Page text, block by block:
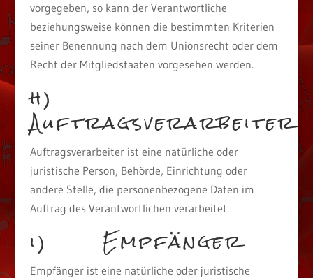
vorgegeben, so kann der Verantwortliche
beziehungsweise können die bestimmten Kriterien
seiner Benennung nach dem Unionsrecht oder dem
Recht der Mitgliedstaaten vorgesehen werden.
h)
Auftragsverarbeiter
Auftragsverarbeiter ist eine natürliche oder
juristische Person, Behörde, Einrichtung oder
andere Stelle, die personenbezogene Daten im
Auftrag des Verantwortlichen verarbeitet.
i) Empfänger
Empfänger ist eine natürliche oder juristische